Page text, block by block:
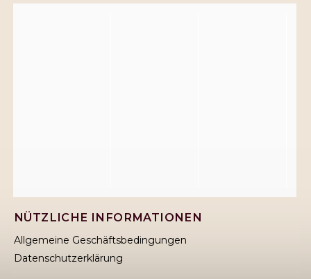
NÜTZLICHE INFORMATIONEN
Allgemeine Geschäftsbedingungen
Datenschutzerklärung